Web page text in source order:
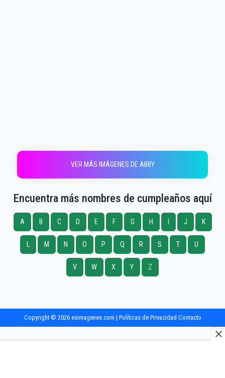
VER MÁS IMÁGENES DE ABBY
Encuentra más nombres de cumpleaños aquí
A B C D E F G H I J K
L M N O P Q R S T U
V W X Y Z
Copyright © 2026 esimagenes.com | Políticas de Privacidad Contacto